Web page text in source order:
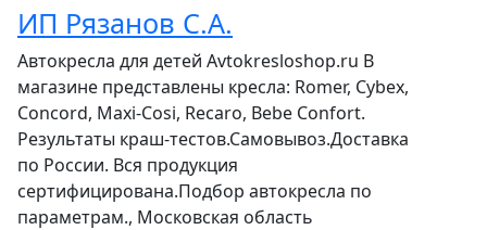
ИП Рязaнoв С.А.
Автокресла для детей Avtokresloshop.ru В
магазине представлены кресла: Romer, Cybex,
Concord, Maxi-Cosi, Recaro, Bebe Confort.
Результаты краш-тестов.Самовывоз.Доставка
по России. Вся продукция
сертифицирована.Подбор автокресла по
параметрам., Московская область